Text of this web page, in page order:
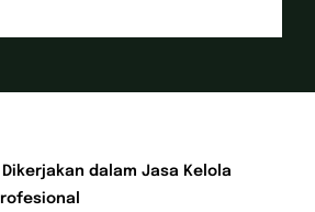
dalam Jasa Kelola